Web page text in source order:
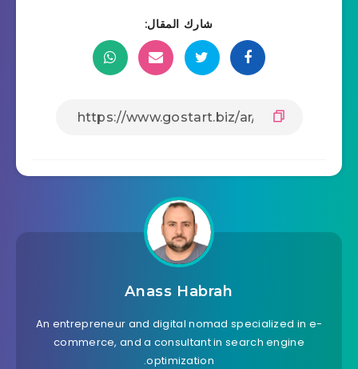
شارك المقال:
Anass Habrah
An entrepreneur and digital nomad specialized in e-
commerce, and a consultant in search engine
optimization.